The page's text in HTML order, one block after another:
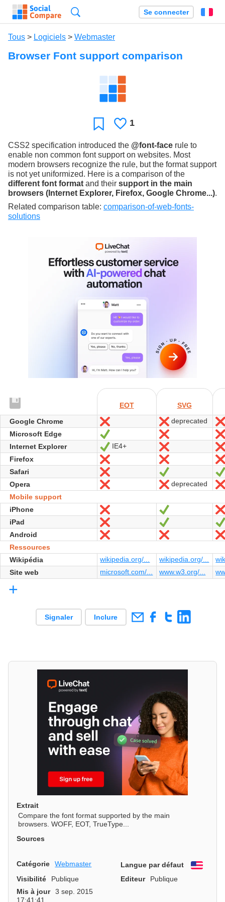
Se connecter
Tous > Logiciels > Webmaster
Browser Font support comparison
Favori J'aime
1
CSS2 specification introduced the @font-face rule to
enable non common font support on websites. Most
modern browsers recognize the rule, but the format support
is not yet uniformized. Here is a comparison of the
different font format and their support in the main
browsers (Internet Explorer, Firefox, Google Chrome...).
Related comparison table: comparison-of-web-fonts-
solutions
EOT
SVG
Google Chrome
Non Non
deprecated
Microsoft Edge
Oui
Non
Internet Explorer
Oui
IE4+
Non
Firefox
Non
Non
Safari
Non
Oui
Opera
Non Non
deprecated
Mobile support
iPhone
Non
Oui
iPad
Non
Oui
Android
Non
Non
Ressources
Wikipédia
wikipedia.org/... wikipedia.org/...
Site web
microsoft.com/... www.w3.org/...
+
Signaler Inclure
Extrait
Compare the font format supported by the main
browsers. WOFF, EOT, TrueType...
Sources
Catégorie Webmaster Langue par défaut
Visibilité
Publique Editeur
Publique
Mis à jour
3 sep. 2015
17:41:41